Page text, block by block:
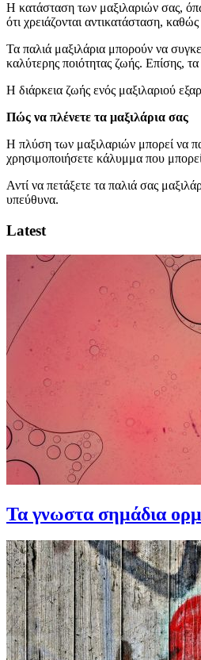
Η κατάσταση των μαξιλαριών σας,
ότι χρειάζονται αντικατάσταση,
Τα παλιά μαξιλάρια μπορούν να
καλύτερης ποιότητας ζωής. Επίσης,
Η διάρκεια ζωής ενός μαξιλαριού
Πώς να πλένετε τα μαξιλάρια σας
Η πλύση των μαξιλαριών μπορεί να
χρησιμοποιήσετε κάλυμμα που
Αντί να πετάξετε τα παλιά σας
υπεύθυνα.
Latest
Τα γνωστα σημάδια